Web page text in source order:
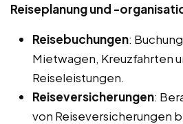
Reiseplanung und -
Reisebuchungen:
Mietwagen, Kreuzfahrten
Reiseleistungen.
Reiseversicherungen:
von Reiseversicherungen